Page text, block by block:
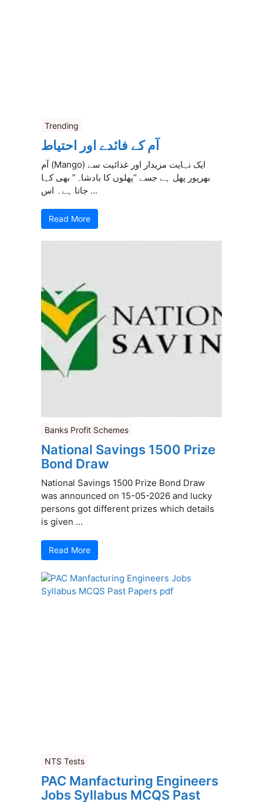
Trending
آم کے فائدے اور احتیاط
آم (Mango) ایک نہایت مزیدار اور غذائیت سے
بھرپور پھل ہے جسے “پھلوں کا بادشاہ” بھی کہا
جاتا ہے۔ اس ...
Read More
Banks Profit Schemes
National Savings 1500 Prize
Bond Draw
National Savings 1500 Prize Bond Draw
was announced on 15-05-2026 and lucky
persons got different prizes which details
is given ...
Read More
NTS Tests
PAC Manfacturing Engineers
Jobs Syllabus MCQS Past